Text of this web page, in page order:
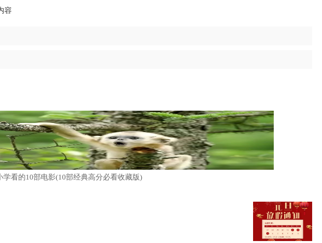
容
学看的10部电影(10部经典高分必看收藏版)